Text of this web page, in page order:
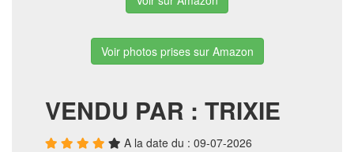
Voir photos prises sur Amazon
VENDU PAR : TRIXIE
A la date du : 09-07-2026